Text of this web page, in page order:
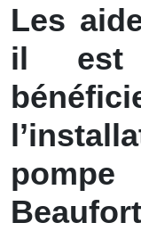
Les
il est